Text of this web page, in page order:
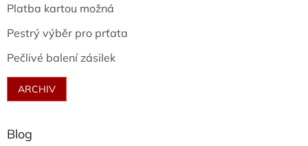
Platba kartou možná
Pestrý výběr pro prťata
Pečlivé balení zásilek
ARCHIV
Blog